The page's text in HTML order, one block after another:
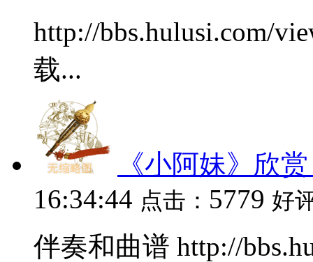
http://bbs.hulusi.com/
载...
《小阿妹》欣
16:34:44 点击： 5779 好
伴奏和曲谱 http://